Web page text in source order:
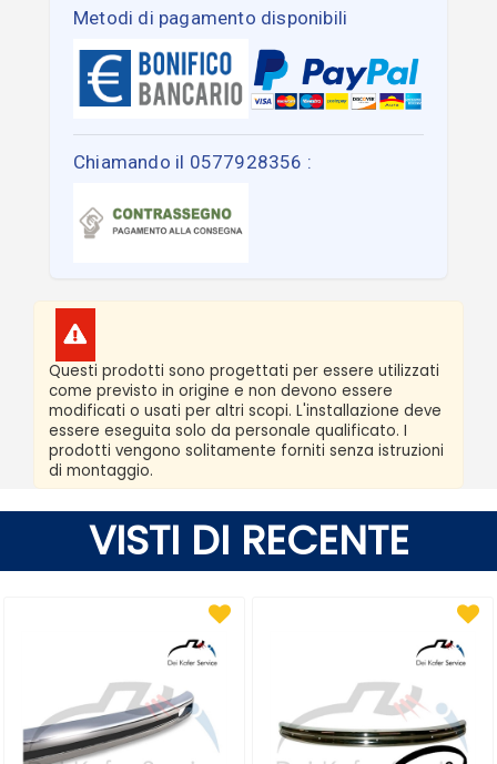
Metodi di pagamento disponibili
Chiamando il 0577928356 :
Questi prodotti sono progettati per essere utilizzati
come previsto in origine e non devono essere
modificati o usati per altri scopi. L'installazione deve
essere eseguita solo da personale qualificato. I
prodotti vengono solitamente forniti senza istruzioni
di montaggio.
VISTI DI RECENTE